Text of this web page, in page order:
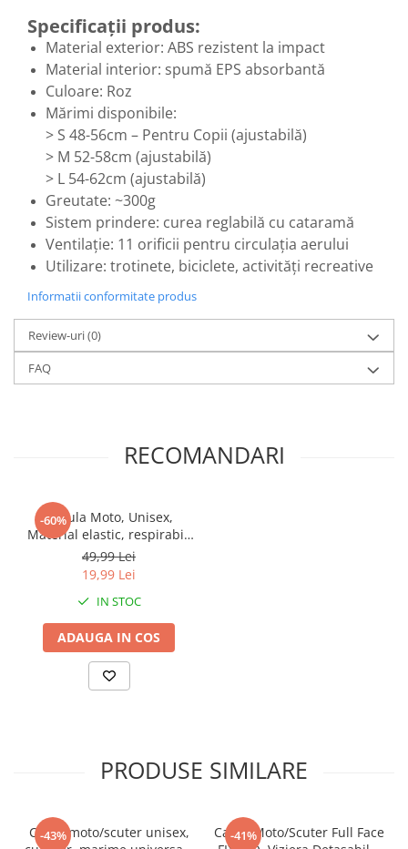
Specificații produs:
Material exterior: ABS rezistent la impact
Material interior: spumă EPS absorbantă
Culoare: Roz
Mărimi disponibile:
> S 48-56cm – Pentru Copii (ajustabilă)
> M 52-58cm (ajustabilă)
> L 54-62cm (ajustabilă)
Greutate: ~300g
Sistem prindere: curea reglabilă cu cataramă
Ventilație: 11 orificii pentru circulația aerului
Utilizare: trotinete, biciclete, activități recreative
Informatii conformitate produs
Review-uri(0)
FAQ
RECOMANDARI
-60%
Cagula Moto, Unisex,
Material elastic, respirabil,
Marime universala
49,99 Lei
19,99 Lei
IN STOC
ADAUGA IN COS
PRODUSE SIMILARE
-43%
Casca moto/scuter unisex,
-41%
Casca Moto/Scuter Full Face